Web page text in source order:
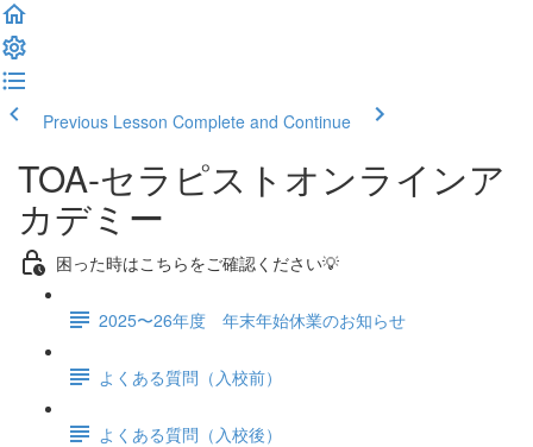
Previous Lesson Complete and Continue
TOA-セラピストオンラインア
カデミー
困った時はこちらをご確認ください💡
2025〜26年度 年末年始休業のお知らせ
よくある質問（入校前）
よくある質問（入校後）